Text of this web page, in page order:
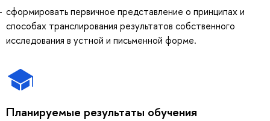
сформировать первичное представление о принципах и
способах транслирования результатов собственного
исследования в устной и письменной форме.
Планируемые результаты обучения